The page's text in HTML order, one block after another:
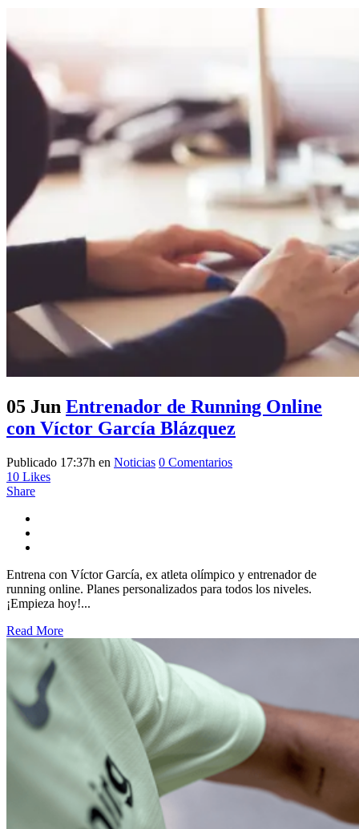
05 Jun Entrenador de Running Online
con Víctor García Blázquez
Publicado 17:37h en Noticias 0 Comentarios
10 Likes
Share
Entrena con Víctor García, ex atleta olímpico y entrenador de
running online. Planes personalizados para todos los niveles.
¡Empieza hoy!...
Read More